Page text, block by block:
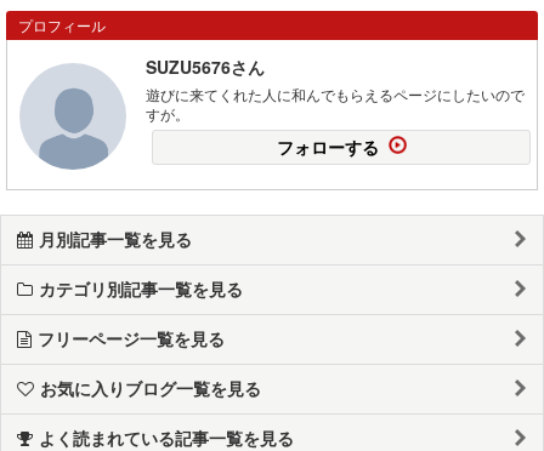
プロフィール
SUZU5676さん
遊びに来てくれた人に和んでもらえるページにしたいので
すが。
フォローする
月別記事一覧を見る
カテゴリ別記事一覧を見る
フリーページ一覧を見る
お気に入りブログ一覧を見る
よく読まれている記事一覧を見る